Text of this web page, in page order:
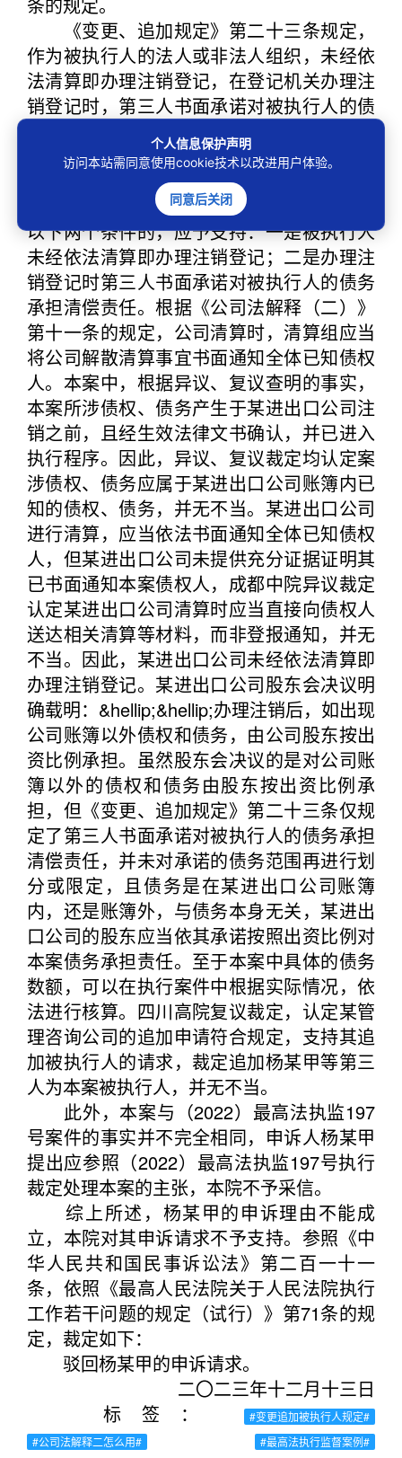
《变更、追加规定》第二十三条规定，
作为被执行人的法人或非法人组织，未经依
法清算即办理注销登记，在登记机关办理注
销登记时，第三人书面承诺对被执行人的债
务承担清偿责任，申请执行人申请变更、追
加该第三人为被执行人，在承诺范围内承担
清偿责任的，人民法院应予支持。由此可
知，依据该条申请追加被执行人，同时满足
以下两个条件的，应予支持：一是被执行人
未经依法清算即办理注销登记；二是办理注
销登记时第三人书面承诺对被执行人的债务
承担清偿责任。根据《公司法解释（二）》
第十一条的规定，公司清算时，清算组应当
将公司解散清算事宜书面通知全体已知债权
人。本案中，根据异议、复议查明的事实，
本案所涉债权、债务产生于某进出口公司注
销之前，且经生效法律文书确认，并已进入
执行程序。因此，异议、复议裁定均认定案
涉债权、债务应属于某进出口公司账簿内已
知的债权、债务，并无不当。某进出口公司
进行清算，应当依法书面通知全体已知债权
人，但某进出口公司未提供充分证据证明其
已书面通知本案债权人，成都中院异议裁定
认定某进出口公司清算时应当直接向债权人
送达相关清算等材料，而非登报通知，并无
不当。因此，某进出口公司未经依法清算即
办理注销登记。某进出口公司股东会决议明
确载明：&hellip;&hellip;办理注销后，如出现
公司账簿以外债权和债务，由公司股东按出
资比例承担。虽然股东会决议的是对公司账
簿以外的债权和债务由股东按出资比例承
担，但《变更、追加规定》第二十三条仅规
定了第三人书面承诺对被执行人的债务承担
清偿责任，并未对承诺的债务范围再进行划
分或限定，且债务是在某进出口公司账簿
内，还是账簿外，与债务本身无关，某进出
口公司的股东应当依其承诺按照出资比例对
本案债务承担责任。至于本案中具体的债务
数额，可以在执行案件中根据实际情况，依
法进行核算。四川高院复议裁定，认定某管
理咨询公司的追加申请符合规定，支持其追
加被执行人的请求，裁定追加杨某甲等第三
人为本案被执行人，并无不当。
此外，本案与（2022）最高法执监197
号案件的事实并不完全相同，申诉人杨某甲
提出应参照（2022）最高法执监197号执行
裁定处理本案的主张，本院不予采信。
综上所述，杨某甲的申诉理由不能成
立，本院对其申诉请求不予支持。参照《中
华人民共和国民事诉讼法》第二百一十一
条，依照《最高人民法院关于人民法院执行
工作若干问题的规定（试行）》第71条的规
定，裁定如下：
驳回杨某甲的申诉请求。
二〇二三年十二月十三日
标签：
#变更追加被执行人规定#
#公司法解释二怎么用#
#最高法执行监督案例#
个人信息保护声明
访问本站需同意使用cookie技术以改进用户体验。
同意后关闭